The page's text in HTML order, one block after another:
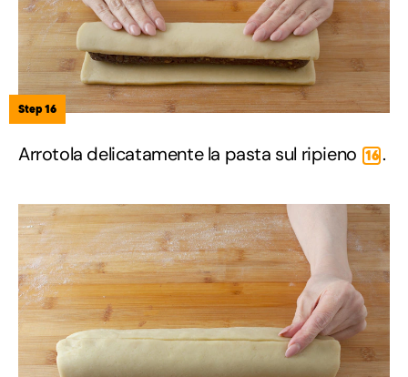
Step 16
Arrotola delicatamente la pasta sul ripieno 16 .